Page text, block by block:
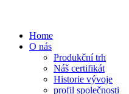
Home
O nás
Produkční trh
Náš certifikát
Historie vývoje
profil společnosti